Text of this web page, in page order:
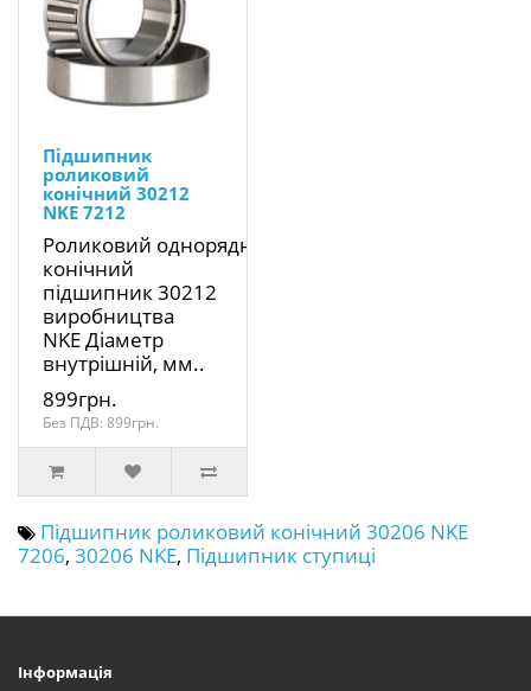
Підшипник
роликовий
конічний 30212
NKE 7212
Роликовий однорядний
конічний
підшипник 30212
виробництва
NKE Діаметр
внутрішній, мм..
899грн.
Без ПДВ: 899грн.
Підшипник роликовий конічний 30206 NKE
7206, 30206 NKE, Підшипник ступиці
Інформація